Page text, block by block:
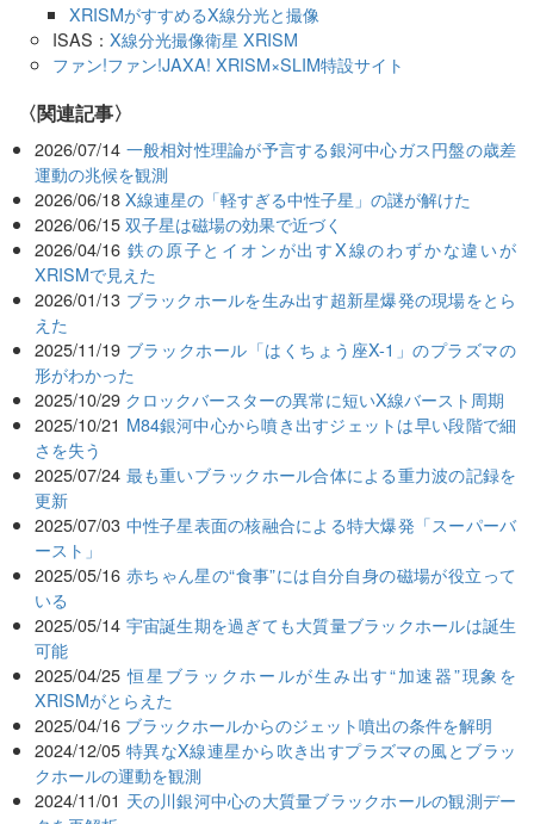
XRISMがすすめるX線分光と撮像
ISAS： X線分光撮像衛星 XRISM
ファン!ファン!JAXA! XRISM×SLIM特設サイト
関連記事
2026/07/14 一般相対性理論が予言する銀河中心ガス円盤の歳差
運動の兆候を観測
2026/06/18 X線連星の「軽すぎる中性子星」の謎が解けた
2026/06/15 双子星は磁場の効果で近づく
2026/04/16 鉄の原子とイオンが出すX線のわずかな違いが
XRISMで見えた
2026/01/13 ブラックホールを生み出す超新星爆発の現場をとら
えた
2025/11/19 ブラックホール「はくちょう座X-1」のプラズマの
形がわかった
2025/10/29 クロックバースターの異常に短いX線バースト周期
2025/10/21 M84銀河中心から噴き出すジェットは早い段階で細
さを失う
2025/07/24 最も重いブラックホール合体による重力波の記録を
更新
2025/07/03 中性子星表面の核融合による特大爆発「スーパーバ
ースト」
2025/05/16 赤ちゃん星の“食事”には自分自身の磁場が役立って
いる
2025/05/14 宇宙誕生期を過ぎても大質量ブラックホールは誕生
可能
2025/04/25 恒星ブラックホールが生み出す“加速器”現象を
XRISMがとらえた
2025/04/16 ブラックホールからのジェット噴出の条件を解明
2024/12/05 特異なX線連星から吹き出すプラズマの風とブラッ
クホールの運動を観測
2024/11/01 天の川銀河中心の大質量ブラックホールの観測デー